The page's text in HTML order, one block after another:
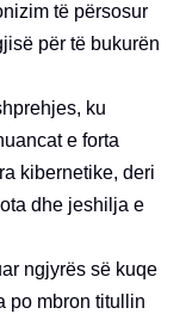
të përsosur
për të bukurën
ku
e forta
kibernetike, deri
dhe jeshilja e
ngjyrës së kuqe
po mbron titullin